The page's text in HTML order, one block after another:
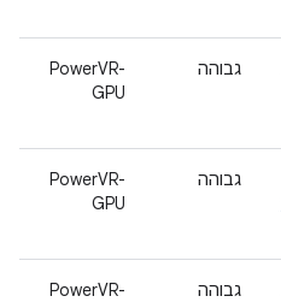
גבוהה
PowerVR-
GPU
גבוהה
PowerVR-
GPU
גבוהה
PowerVR-